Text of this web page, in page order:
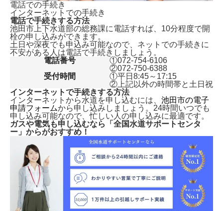
電話での手続き
インターネットでの手続き
電話で手続きする方法
池田市上下水道部の総務課に電話すれば、 10分程度で開
栓の申し込みができます。
土日や深夜でも申込み可能なので、ネットでの手続きに
不安がある人は電話で手続きしましょう。
電話番号
①072-754-6106
②072-750-6388
受付時間
①平日8:45～17:15
②上記以外の時間帯と土日祝
インターネットで手続きする方法
インターネットから水道を申し込むには、 池田市の電子
申請フォームから申し込みしましょう。24時間いつでも
申し込み可能なので、忙しい人の申し込みに最適です。
ガスや電気も申し込むなら「全国水道サポートセンタ
ー」からがおすすめ！